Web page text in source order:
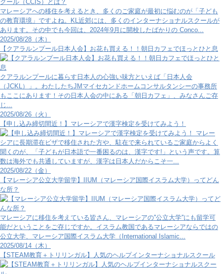
マレーシアへの移住を考えるとき、多くのご家庭が最初に悩むのが「子ども
の教育環境」ですよね。KL近郊には、多くのインターナショナルスクールが
あります。その中でも今回は、2024年9月に開校したばかりの Conco...
2025/08/28（木）
【クアラルンプール日本人会】お花も買える！！朝日カフェでほっとひと息
クアラルンプールに暮らす日本人の心強い味方といえば「日本人会
（JCKL）」。わたしたちJMマイセカンドホームコンサルタンシーの事務所
もここにあります！その日本人会の中にある「朝日カフェ」、みなさんご存
じ...
2025/08/26（火）
【申し込み締切間近！】マレーシアで漢字検定を受けてみよう！
マレー
シアに長期滞在ビザで移住された方や、駐在で来られているご家庭からよく
聞くのが、「子どもが日本語で一番困るのは、漢字です!」という声です。算
数は海外でも共通していますが、漢字は日本人だからこそ一...
2025/08/22（金）
【マレーシア公立大学留学】IIUM（マレーシア国際イスラム大学）ってどん
な所？
マレーシアに移住を考えている皆さん、マレーシアの''公立大学''にも留学可
能だということをご存じですか。イスラム教国であるマレーシアならではの
公立大学、マレーシア国際イスラム大学（International Islamic...
2025/08/14（木）
【STEAM教育＋トリリンガル】人気のヘルプインターナショナルスクール